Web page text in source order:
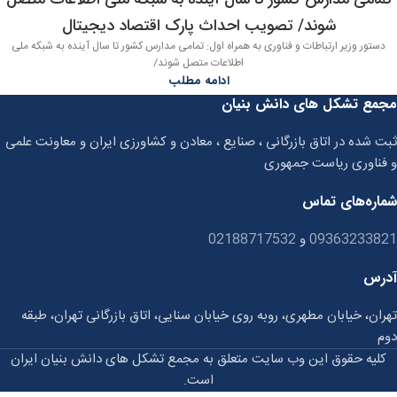
شوند/ تصویب احداث پارک اقتصاد دیجیتال
دستور وزیر ارتباطات و فناوری به همراه اول: تمامی مدارس کشور تا سال آینده به شبکه ملی
اطلاعات متصل شوند/
ادامه مطلب
مجمع تشکل های دانش بنیان
ثبت شده در اتاق بازرگانی ، صنایع ، معادن و کشاورزی ایران و معاونت علمی
و فناوری ریاست جمهوری
شماره‌های تماس
09363233821و 02188717532
آدرس
تهران، خیابان مطهری، روبه روی خیابان سنایی، اتاق بازرگانی تهران، طبقه
دوم
کلیه حقوق این وب سایت متعلق به مجمع تشکل های دانش بنیان ایران
است.